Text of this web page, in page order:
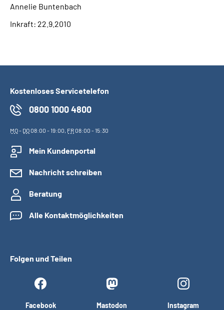
Annelie Buntenbach
Inkraft: 22.9.2010
Kostenloses Servicetelefon
0800 1000 4800
MO- DO08:00 - 19:00, FR08:00 - 15:30
Mein Kundenportal
Nachricht schreiben
Beratung
Alle Kontaktmöglichkeiten
Folgen und Teilen
Facebook Mastodon Instagram